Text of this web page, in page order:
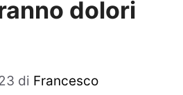
dolori
di Francesco